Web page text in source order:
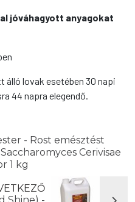
jóváhagyott anyagokat
álló lovak esetében 30 napi
44 napra elegendő.
- Rost emésztést
Cerivisae
1 kg